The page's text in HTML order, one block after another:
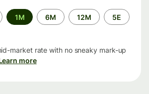
1M 6M 12M 5Ε
market rate with no sneaky mark-up
more